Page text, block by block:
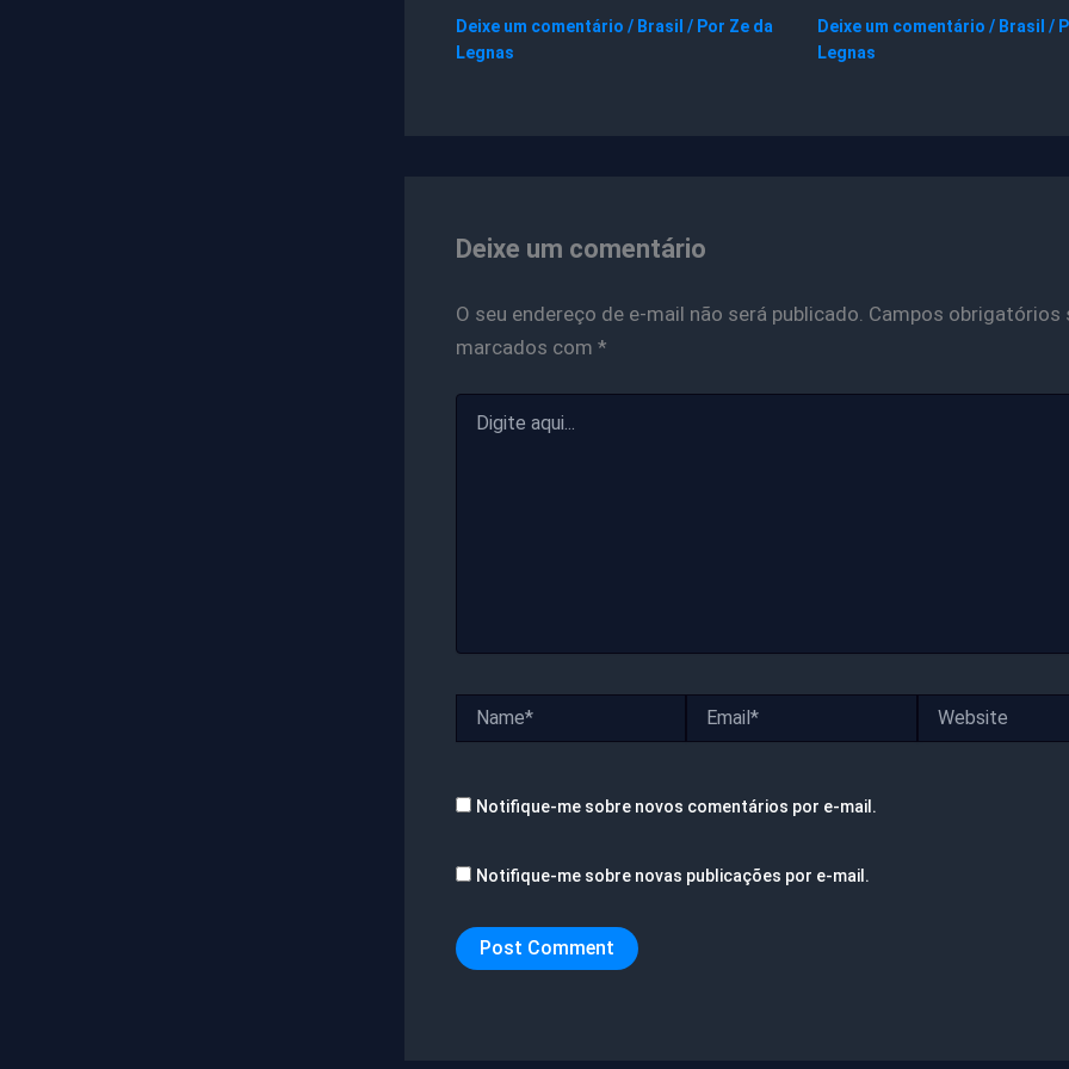
Deixe um comentário / Brasil / Por Ze da
Legnas
Deixe um comentário / Brasil /
Legnas
Deixe um comentário
O seu endereço de e-mail não será publicado. Campos obrigatórios
marcados com *
aqui...
Notifique-me sobre novos comentários por e-mail.
Notifique-me sobre novas publicações por e-mail.